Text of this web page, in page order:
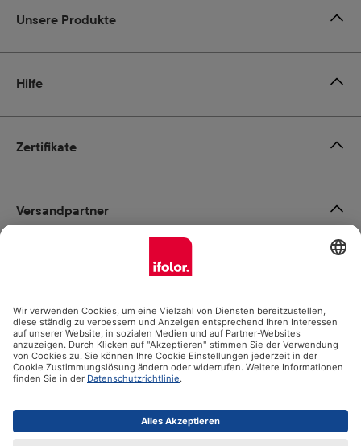
Zertifikate
Unsere Produkte
Hilfe
Zahlungsmöglichkeiten
Social Media
Versandpartner
Alle Preise inkl. gesetzl. Mehrwertsteuer zzgl.